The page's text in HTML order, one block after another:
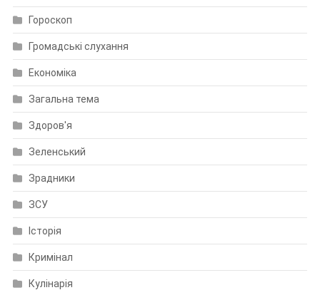
Гороскоп
Громадські слухання
Економіка
Загальна тема
Здоров'я
Зеленський
Зрадники
ЗСУ
Історія
Кримінал
Кулінарія